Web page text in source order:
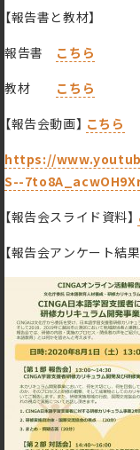
【報告書と教材】
報告書 こちら
教材
こちら
【報告会動画】 こちら
https://
S--
【報告会スライド資料】
【報告会アンケート結果